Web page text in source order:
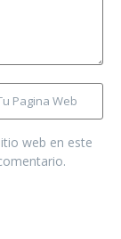
web en este